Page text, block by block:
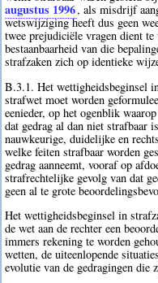
augustus 1996, als misdrijf
wetswijziging heeft dus geen
twee prejudiciële vragen dient te
bestaanbaarheid van die
strafzaken zich op identieke
B.3.1. Het wettigheidsbeginsel
strafwet moet worden
eenieder, op het ogenblik
dat gedrag al dan niet strafbaar
nauwkeurige, duidelijke en
welke feiten strafbaar worden
gedrag aanneemt, vooraf op
strafrechtelijke gevolg van dat
geen al te grote
Het wettigheidsbeginsel in
de wet aan de rechter een
immers rekening te worden
wetten, de uiteenlopende
evolutie van de gedragingen die